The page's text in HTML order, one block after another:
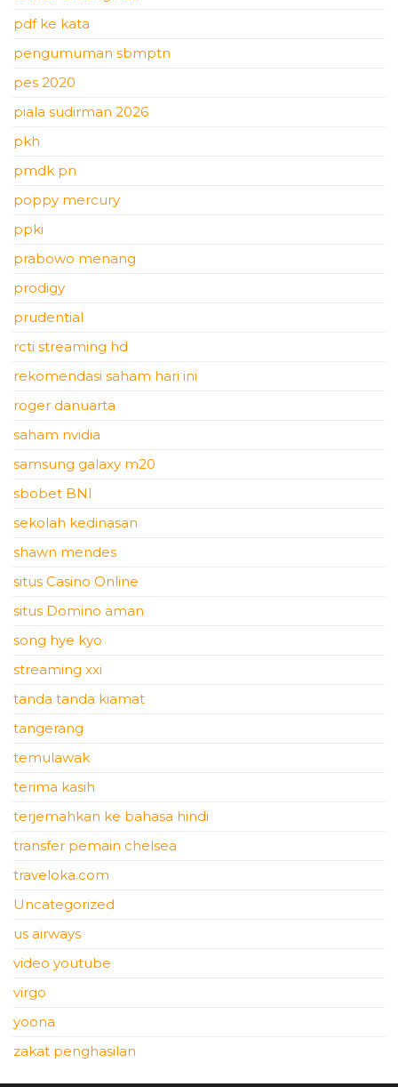
pdf ke kata
pengumuman sbmptn
pes 2020
piala sudirman 2026
pkh
pmdk pn
poppy mercury
ppki
prabowo menang
prodigy
prudential
rcti streaming hd
rekomendasi saham hari ini
roger danuarta
saham nvidia
samsung galaxy m20
sbobet BNI
sekolah kedinasan
shawn mendes
situs Casino Online
situs Domino aman
song hye kyo
streaming xxi
tanda tanda kiamat
tangerang
temulawak
terima kasih
terjemahkan ke bahasa hindi
transfer pemain chelsea
traveloka.com
Uncategorized
us airways
video youtube
virgo
yoona
zakat penghasilan